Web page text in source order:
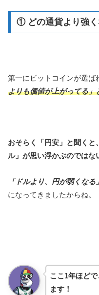
① どの通貨より強く
第一にビットコインが選ば
よりも価値が上がってる」
おそらく「円安」と聞くと
ル」が思い浮かぶのではな
「ドルより、円が弱くなる
になってきましたからね。
ここ1年ほど
ます！